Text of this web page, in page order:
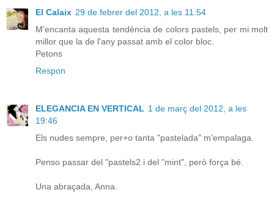
El Calaix 29 de febrer del 2012, a les 11:54
M'encanta aquesta tendència de colors pastels, per mi molt
millor que la de l'any passat amb el color bloc.
Petons
Respon
ELEGANCIA EN VERTICAL 1 de març del 2012, a les
19:46
Els nudes sempre, per+o tanta "pastelada" m'empalaga.
Penso passar del "pastels2 i del "mint", però força bé.
Una abraçada, Anna.